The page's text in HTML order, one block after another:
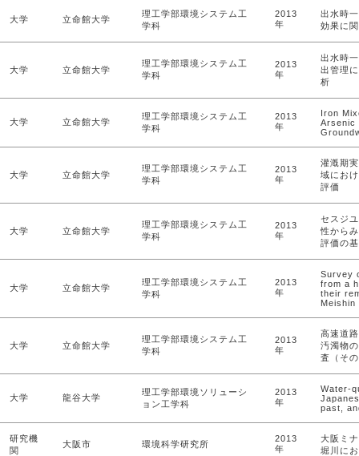
大学 立命館大学
理工学部環境システム工
学科
2013
年
出水時
効果に
大学 立命館大学
理工学部環境システム工
学科
2013
年
出水時
出管理
析
大学 立命館大学
理工学部環境システム工
学科
2013
年
Iron
Arsenic
大学 立命館大学
理工学部環境システム工
学科
2013
年
灌漑期
域にお
評価
大学 立命館大学
理工学部環境システム工
学科
2013
年
セスジ
性から
評価の
大学 立命館大学
理工学部環境システム工
学科
2013
年
Survey
from a
their
大学 立命館大学
理工学部環境システム工
学科
2013
年
高速道
汚濁物
査（そ
大学 龍谷大学
理工学部環境ソリューシ
ョン工学科
2013
年
Water-
past,
研究機
関
大阪市 環境科学研究所
2013
年
大阪ミ
堀川に